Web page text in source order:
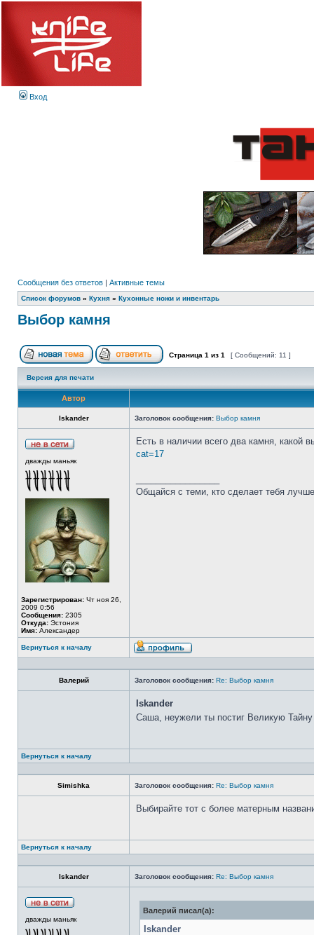
Вход
Сообщения без ответов | Активные темы
Список форумов » Кухня » Кухонные ножи и инвентарь
Выбор камня
Страница 1 из 1 [ Сообщений: 11 ]
Версия для печати
Автор
Iskander Заголовок сообщения: Выбор камня
дважды маньяк
Зарегистрирован: Чт ноя 26,
2009 0:56
Сообщения: 2305
Откуда: Эстония
Имя: Александер
Есть в наличии всего два камня, какой
cat=17
Общайся с теми, кто сделает тебя
Вернуться к началу
Валерий Заголовок сообщения: Re: Выбор камня
Iskander
Саша, неужели ты постиг Великую
Вернуться к началу
Simishka Заголовок сообщения: Re: Выбор камня
Выбирайте тот с более матерным
Вернуться к началу
Iskander Заголовок сообщения: Re: Выбор камня
дважды маньяк
Валерий писал(а):
Iskander